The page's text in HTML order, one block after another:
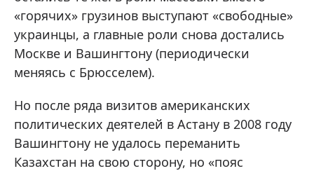
«горячих» грузинов выступают «свободные»
украинцы, а главные роли снова достались
Москве и Вашингтону (периодически
меняясь с Брюсселем).
Но после ряда визитов американских
политических деятелей в Астану в 2008 году
Вашингтону не удалось переманить
Казахстан на свою сторону, но «пояс